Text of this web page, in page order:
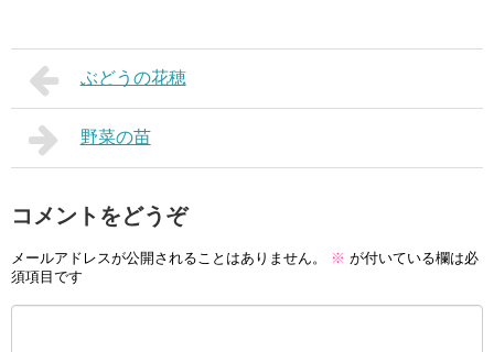
ぶどうの花穂
野菜の苗
コメントをどうぞ
メールアドレスが公開されることはありません。 ※ が付いている欄は必
須項目です